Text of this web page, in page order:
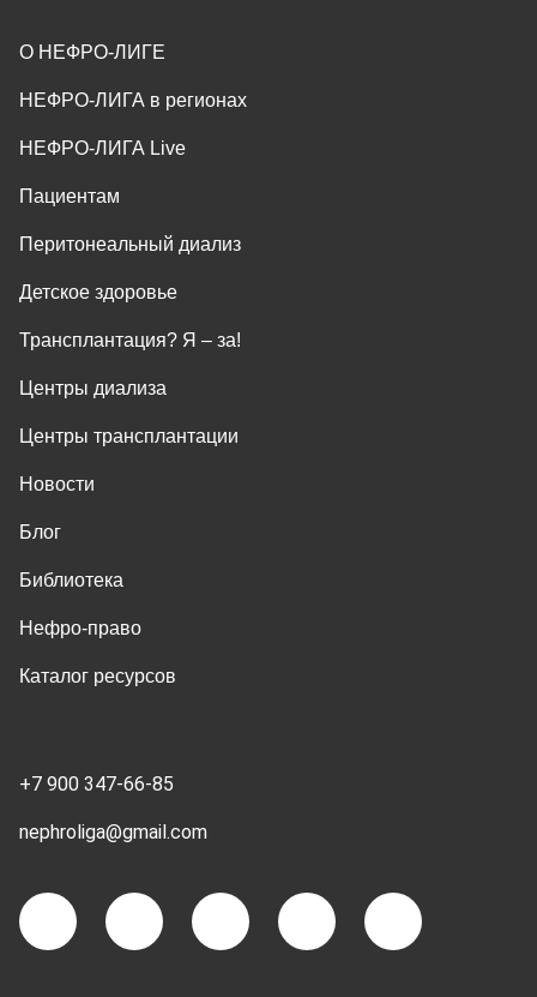
О НЕФРО-ЛИГЕ
НЕФРО-ЛИГА в регионах
НЕФРО-ЛИГА Live
Пациентам
Перитонеальный диализ
Детское здоровье
Трансплантация? Я ‒ за!
Центры диализа
Центры трансплантации
Новости
Блог
Библиотека
Нефро-право
Каталог ресурсов
+7 900 347-66-85
nephroliga@gmail.com